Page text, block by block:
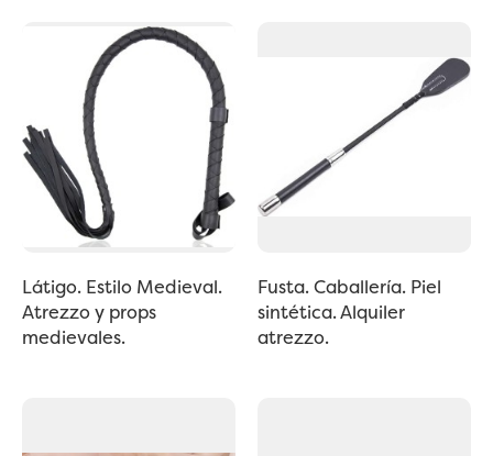
Látigo. Estilo Medieval.
Atrezzo y props
medievales.
Fusta. Caballería. Piel
sintética. Alquiler
atrezzo.